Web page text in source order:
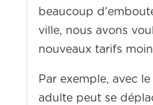
beaucoup
ville, nous avons
nouveaux tarifs
Par exemple, avec
adulte peut se